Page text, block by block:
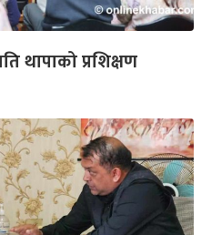
थापाको प्रशिक्षण